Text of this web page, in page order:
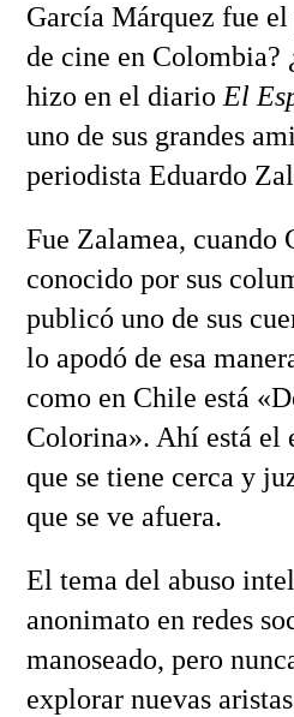
García Márquez fue
de cine en Colombia?
hizo en el diarioEl
uno de sus grandes
periodista Eduardo
Fue Zalamea, cuando
conocido por sus
publicó uno de sus
lo apodó de esa
como en Chile está
Colorina». Ahí está el
que se tiene cerca y
que se ve afuera.
El tema del abuso
anonimato en redes
manoseado, pero
explorar nuevas